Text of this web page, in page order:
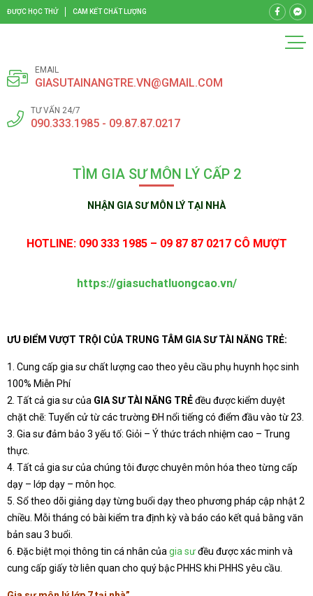
ĐƯỢC HỌC THỬ CAM KẾT CHẤT LƯỢNG
EMAIL
GIASUTAINANGTRE.VN@GMAIL.COM
TƯ VẤN 24/7
090.333.1985 - 09.87.87.0217
TÌM GIA SƯ MÔN LÝ CẤP 2
NHẬN GIA SƯ MÔN LÝ TẠI NHÀ
HOTLINE: 090 333 1985 – 09 87 87 0217 CÔ MƯỢT
https://giasuchatluongcao.vn/
ƯU ĐIỂM VƯỢT TRỘI CỦA TRUNG TÂM GIA SƯ TÀI NĂNG TRẺ:
1. Cung cấp gia sư chất lượng cao theo yêu cầu phụ huynh học sinh
100% Miễn Phí
2. Tất cả gia sư của GIA SƯ TÀI NĂNG TRẺđều được kiểm duyệt
chặt chẽ: Tuyển cử từ các trường ĐH nổi tiếng có điểm đầu vào từ 23.
3. Gia sư đảm bảo 3 yếu tố: Giỏi – Ý thức trách nhiệm cao – Trung
thực.
4. Tất cả gia sư của chúng tôi được chuyên môn hóa theo từng cấp
dạy – lớp dạy – môn học.
5. Sổ theo dõi giảng dạy từng buổi dạy theo phương pháp cập nhật 2
chiều. Mỗi tháng có bài kiểm tra định kỳ và báo cáo kết quả bằng văn
bản sau 3 buổi.
6. Đặc biệt mọi thông tin cá nhân của gia sưđều được xác minh và
cung cấp giấy tờ liên quan cho quý bậc PHHS khi PHHS yêu cầu.